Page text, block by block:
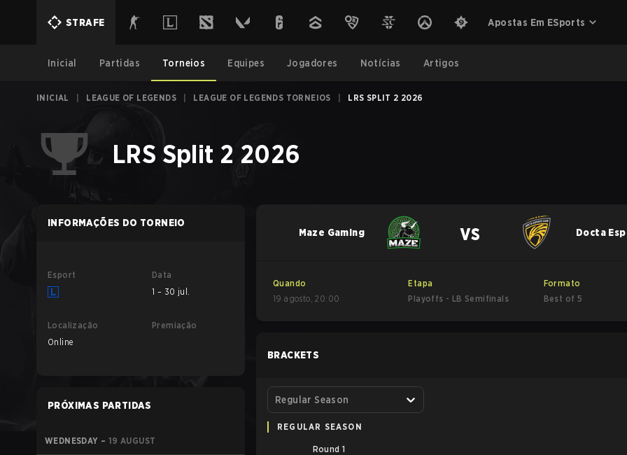
STRAFE Apostas Em ESports
Inicial Partidas Torneios Equipes Jogadores Notícias Artigos
INICIAL LEAGUE OF LEGENDS LEAGUE OF LEGENDS TORNEIOS LRS SPLIT 2 2026
LRS Split 2 2026
INFORMAÇÕES DO TORNEIO
Esport
Data
1 – 30 jul.
Localização
Online
Premiação
PRÓXIMAS PARTIDAS
WEDNESDAY – 19 AUGUST
Maze Gaming vs Docta
Quando
19 agosto,20:00
Etapa
Playoffs - LB Semifinals
Formato
Best of 5
BRACKETS
Regular Season
REGULAR SEASON
Round 1